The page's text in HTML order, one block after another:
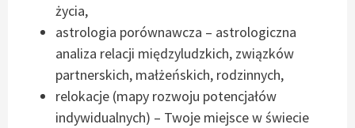
życia,
astrologia porównawcza – astrologiczna
analiza relacji międzyludzkich, związków
partnerskich, małżeńskich, rodzinnych,
relokacje (mapy rozwoju potencjałów
indywidualnych) – Twoje miejsce w świecie